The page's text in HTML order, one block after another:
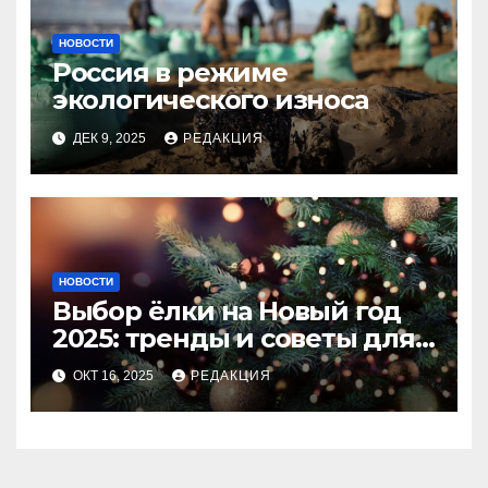
НОВОСТИ
Россия в режиме
экологического износа
ДЕК 9, 2025 РЕДАКЦИЯ
НОВОСТИ
Выбор ёлки на Новый год
2025: тренды и советы для
идеального праздника
ОКТ 16, 2025 РЕДАКЦИЯ